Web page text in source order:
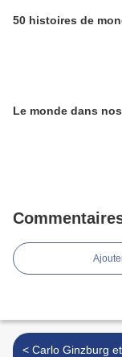
50 histoires de
Le monde dans
< Carlo Ginzburg